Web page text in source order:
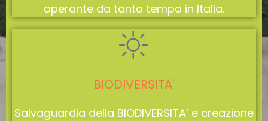
operante da tanto tempo in Italia.
BIODIVERSITA'
Salvaguardia della BIODIVERSITA’ e creazione